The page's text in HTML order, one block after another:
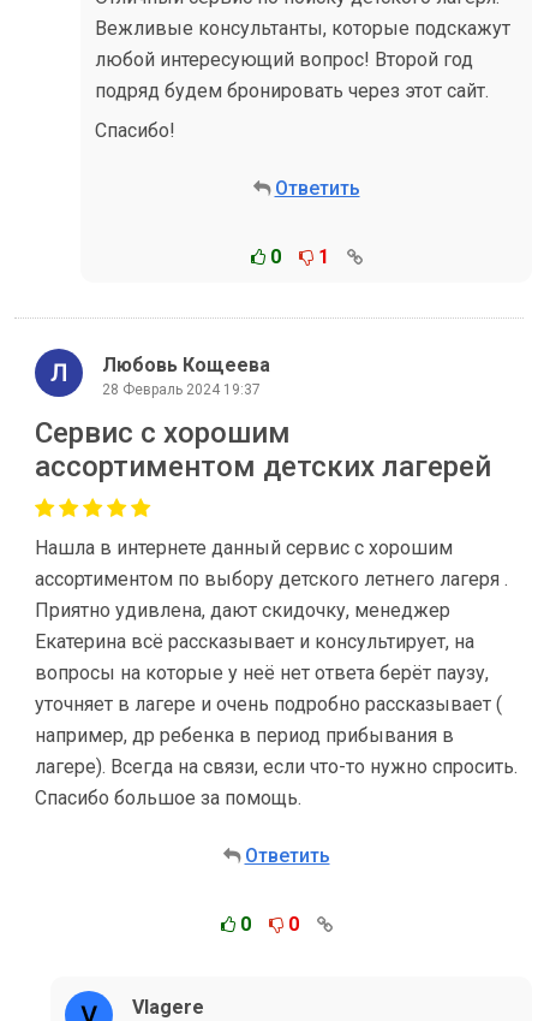
Вежливые консультанты, которые подскажут
любой интересующий вопрос! Второй год
подряд будем бронировать через этот сайт.
Спасибо!
Ответить
0 1
Любовь Кощеева
28 Февраль 2024 19:37
Cервис с хорошим
ассортиментом детских лагерей
Нашла в интернете данный сервис с хорошим
ассортиментом по выбору детского летнего лагеря .
Приятно удивлена, дают скидочку, менеджер
Екатерина всё рассказывает и консультирует, на
вопросы на которые у неё нет ответа берёт паузу,
уточняет в лагере и очень подробно рассказывает (
например, др ребенка в период прибывания в
лагере). Всегда на связи, если что-то нужно спросить.
Спасибо большое за помощь.
Ответить
0 0
Vlagere